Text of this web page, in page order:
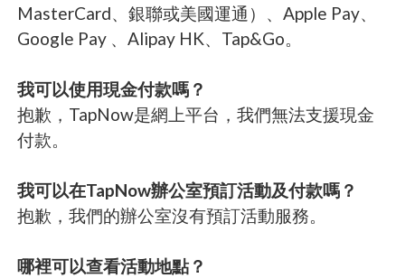
MasterCard、銀聯或美國運通）、Apple Pay、
Google Pay 、Alipay HK、Tap&Go。
我可以使用現金付款嗎？
抱歉，TapNow是網上平台，我們無法支援現金
付款。
我可以在TapNow辦公室預訂活動及付款嗎？
抱歉，我們的辦公室沒有預訂活動服務。
哪裡可以查看活動地點？